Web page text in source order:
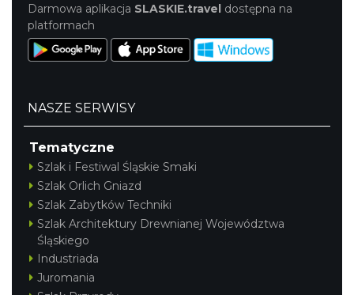
Darmowa aplikacja SLASKIE.travel dostępna na
platformach
NASZE SERWISY
Tematyczne
Szlak i Festiwal Śląskie Smaki
Szlak Orlich Gniazd
Szlak Zabytków Techniki
Szlak Architektury Drewnianej Województwa
Śląskiego
Industriada
Juromania